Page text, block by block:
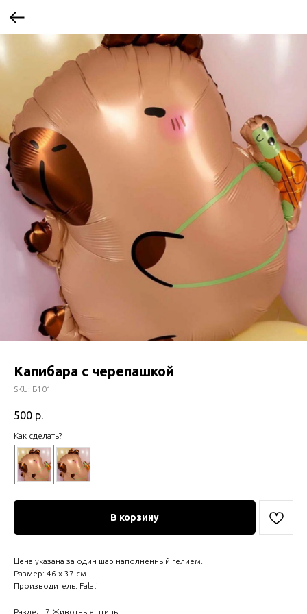
Капибара с черепашкой
SKU: Б101
500 р.
Как сделать?
В корзину
Цена указана за один шар наполненный гелием.
Размер: 46 х 37 см
Производитель: Falali
Раздел: 7 Животные,птицы